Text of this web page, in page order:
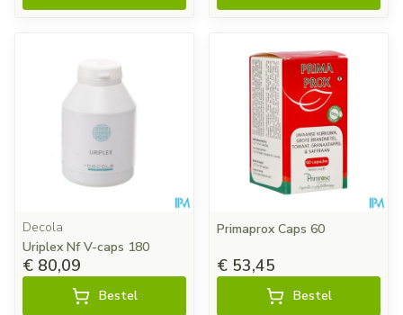
Decola
Uriplex Nf V-caps 180
€ 80,09
Bestel
Primaprox Caps 60
€ 53,45
Bestel